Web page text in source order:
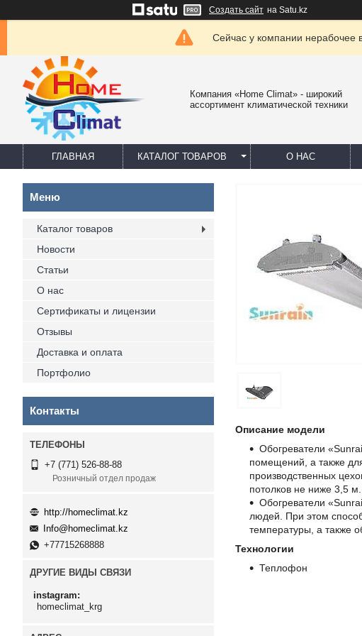
Создать сайт на Satu.kz
Сейчас у компании нерабочее
Компания «Home Climat» - широкий
ассортимент климатической техники
ГЛАВНАЯ КАТАЛОГ ТОВАРОВ О НАС
Описание модели
Обогреватели
помещений, а также
производственных
потолков не ниже 3,5 м.
Обогреватели
людей. При этом
температуры, а также
Технологии
Теплофон
Каталог товаров
Новости
Статьи
О нас
Сертификаты и лицензии
Отзывы
Доставка и оплата
Портфолио
Контакты
+7 (771) 526-88-88
Розничный отдел продаж
http://homeclimat.kz
Info@homeclimat.kz
+77715268888
ДРУГИЕ ВИДЫ СВЯЗИ
instagram
homeclimat_krg